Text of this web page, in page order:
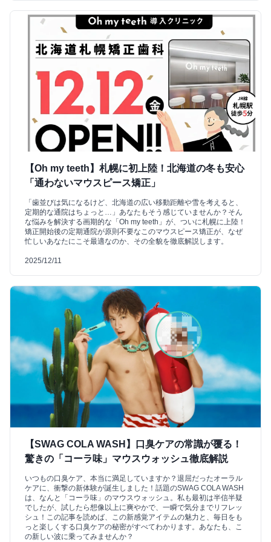
【Oh my teeth】札幌に初上陸！北海道の冬も安心
「通わないマウスピース矯正」
「歯並びは気になるけど、北海道の広い移動距離や雪を考えると、
定期的な通院はちょっと…」あなたもそう感じていませんか？そん
な悩みを解決する画期的な「Oh my teeth」が、ついに札幌に上陸！
矯正開始後の定期通院が原則不要なこのマウスピース矯正が、なぜ
忙しいあなたにこそ最適なのか、その全貌を徹底解説します。
2025/12/11
【SWAG COLA WASH】口臭ケアの常識が覆る！
驚きの「コーラ味」マウスウォッシュ徹底解説
いつもの口臭ケア、本当に満足していますか？退屈だったオーラル
ケアに、衝撃の新体験が誕生しました！話題のSWAG COLA WASH
は、なんと「コーラ味」のマウスウォッシュ。私も最初は半信半疑
でしたが、試したら想像以上に爽やかで、一瞬で気分までリフレッ
シュ！この記事を読めば、この新感覚アイテムの魅力と、毎日をも
っと楽しくする口臭ケアの秘密がすべてわかります。あなたも、こ
の新しい波に乗ってみませんか？